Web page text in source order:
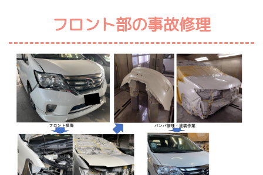
フロント部の事故修理